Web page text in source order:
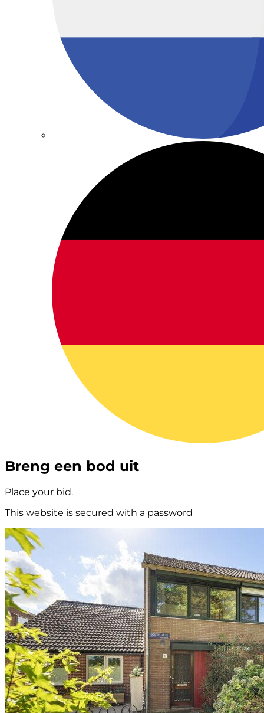
Breng een bod uit
Place your bid.
This website is secured with a password